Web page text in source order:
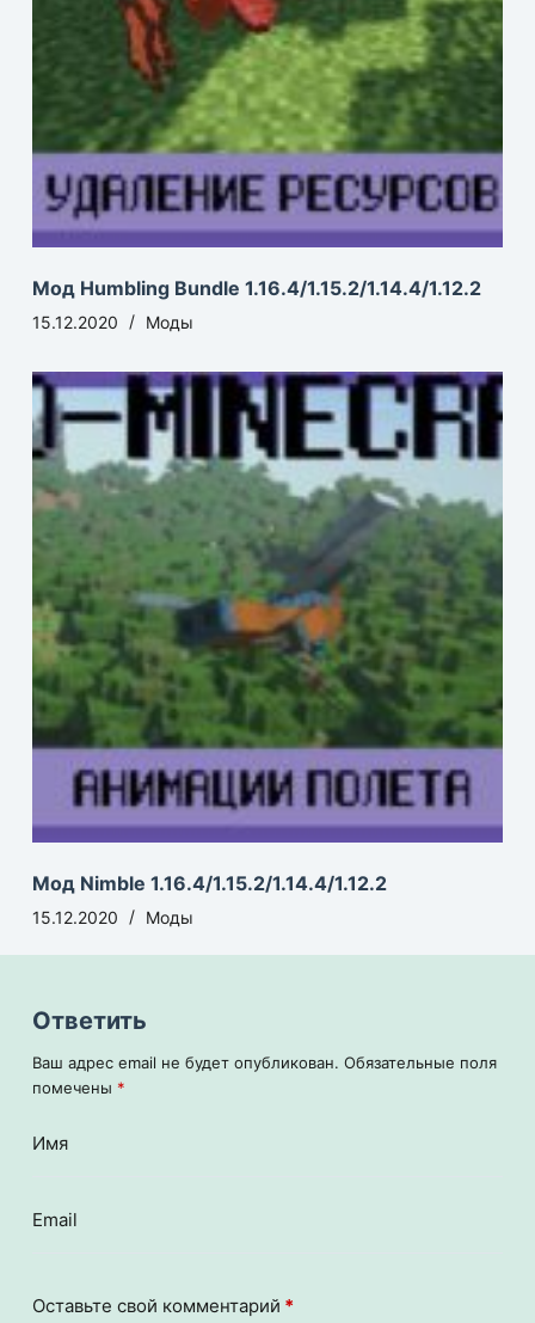
Мод Humbling Bundle 1.16.4/1.15.2/1.14.4/1.12.2
15.12.2020 Моды
Мод Nimble 1.16.4/1.15.2/1.14.4/1.12.2
15.12.2020 Моды
Ответить
Ваш адрес email не будет опубликован. Обязательные поля
помечены *
Имя
Email
Оставьте свой комментарий *